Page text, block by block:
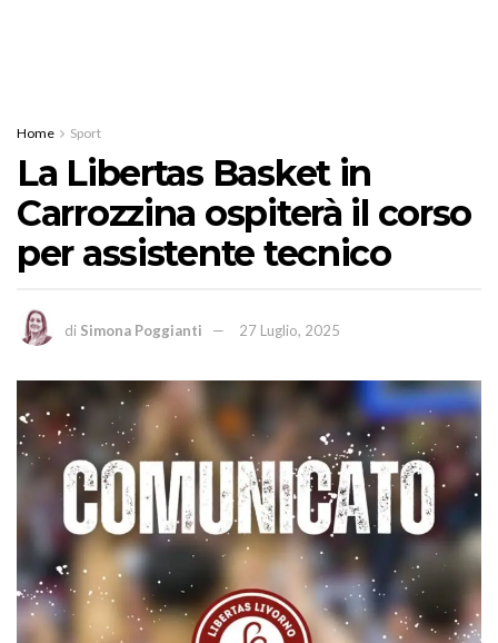
Home Sport
La Libertas Basket in
Carrozzina ospiterà il corso
per assistente tecnico
di Simona Poggianti 27 Luglio, 2025